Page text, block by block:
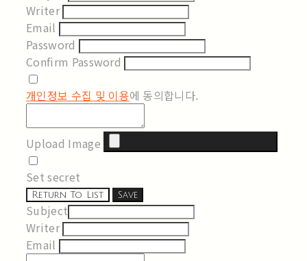
Writer
Email
Password
Confirm Password
개인정보 수집 및 이용에 동의합니다.
Upload Image
Set secret
Return To List Save
Subject
Writer
Email